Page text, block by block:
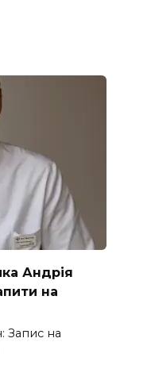
Андрія
на
Запис на